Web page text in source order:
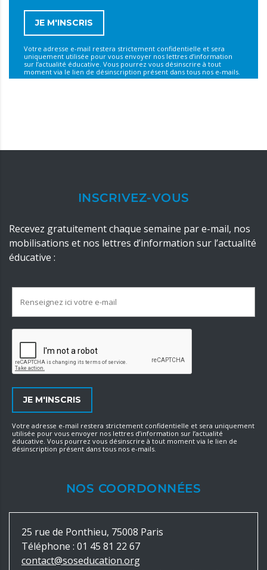
Votre adresse e-mail restera strictement confidentielle et sera
uniquement utilisée pour vous envoyer nos lettres d’information
sur l’actualité éducative. Vous pourrez vous désinscrire à tout
moment via le lien de désinscription présent dans tous nos e-mails.
INSCRIVEZ-VOUS
Recevez gratuitement chaque semaine par e-mail, nos
mobilisations et nos lettres d’information sur l’actualité
éducative :
Votre adresse e-mail restera strictement confidentielle et sera uniquement
utilisée pour vous envoyer nos lettres d’information sur l’actualité
éducative. Vous pourrez vous désinscrire à tout moment via le lien de
désinscription présent dans tous nos e-mails.
NOS COORDONNÉES
25 rue de Ponthieu, 75008 Paris
Téléphone : 01 45 81 22 67
contact@soseducation.org